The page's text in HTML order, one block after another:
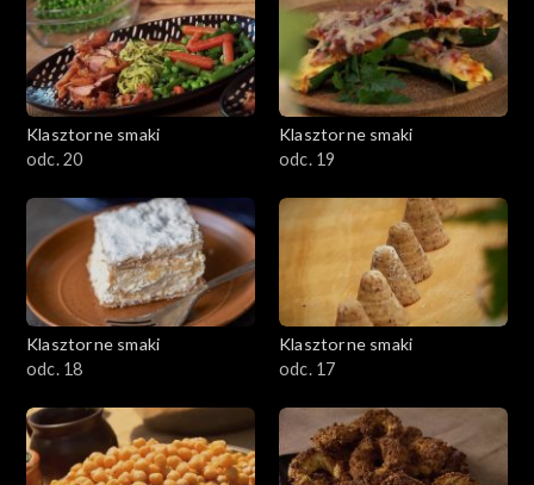
Klasztorne smaki
odc. 20
Klasztorne smaki
odc. 19
Klasztorne smaki
odc. 18
Klasztorne smaki
odc. 17